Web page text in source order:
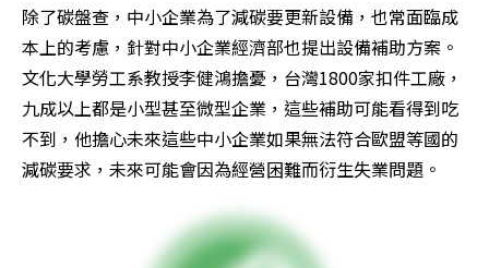
除了碳盤查，中小企業為了減碳要更新設備，也常面臨成
本上的考慮，針對中小企業經濟部也提出設備補助方案。
文化大學勞工系教授李健鴻擔憂，台灣1800家扣件工廠，
九成以上都是小型甚至微型企業，這些補助可能看得到吃
不到，他擔心未來這些中小企業如果無法符合歐盟等國的
減碳要求，未來可能會因為經營困難而衍生失業問題。